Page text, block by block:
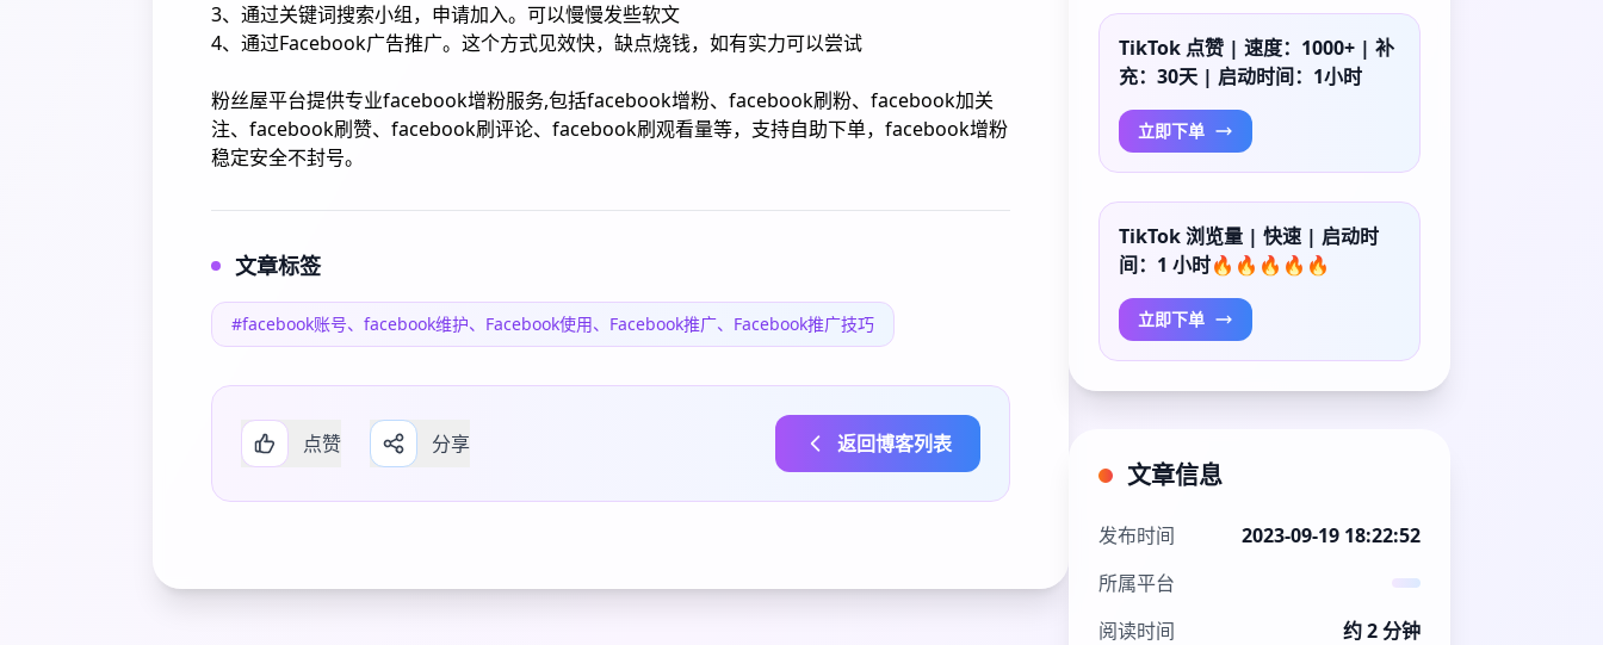
3、通过关键词搜索小组，申请加入。可以慢慢发些软文
4、通过Facebook广告推广。这个方式见效快，缺点烧钱，如有实力可以尝试
粉丝屋平台提供专业facebook增粉服务,包括facebook增粉、facebook刷粉、facebook加关
注、facebook刷赞、facebook刷评论、facebook刷观看量等，支持自助下单，facebook增粉
稳定安全不封号。
文章标签
#facebook账号、facebook维护、Facebook使用、Facebook推广、Facebook推广技巧
点赞 分享 返回博客列表
TikTok 点赞 | 速度：1000+ | 补
充：30天 | 启动时间：1小时
立即下单
TikTok 浏览量 | 快速 | 启动时
间：1 小时🔥🔥🔥🔥🔥
立即下单
文章信息
发布时间
2023-09-19 18:22:52
所属平台
阅读时间
约 2 分钟